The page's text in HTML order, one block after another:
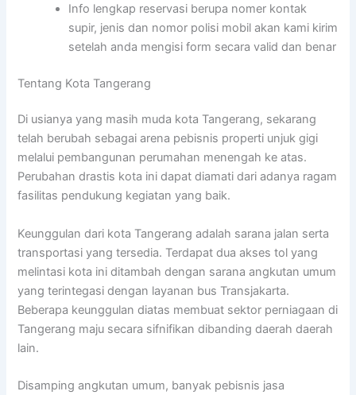
Info lengkap reservasi berupa nomer kontak
supir, jenis dan nomor polisi mobil akan kami kirim
setelah anda mengisi form secara valid dan benar
Tentang Kota Tangerang
Di usianya yang masih muda kota Tangerang, sekarang
telah berubah sebagai arena pebisnis properti unjuk gigi
melalui pembangunan perumahan menengah ke atas.
Perubahan drastis kota ini dapat diamati dari adanya ragam
fasilitas pendukung kegiatan yang baik.
Keunggulan dari kota Tangerang adalah sarana jalan serta
transportasi yang tersedia. Terdapat dua akses tol yang
melintasi kota ini ditambah dengan sarana angkutan umum
yang terintegasi dengan layanan bus Transjakarta.
Beberapa keunggulan diatas membuat sektor perniagaan di
Tangerang maju secara sifnifikan dibanding daerah daerah
lain.
Disamping angkutan umum, banyak pebisnis jasa